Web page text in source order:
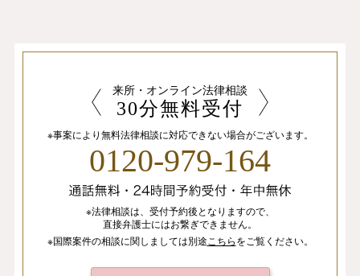
来所・オンライン法律相談
30分無料受付
※事案により無料法律相談に対応できない場合がございます。
0120-979-164
※法律相談は、 受付予約後となりますので、
直接弁護士にはお繋ぎできません。
※国際案件の相談に関しましては別途 こちらをご覧ください。